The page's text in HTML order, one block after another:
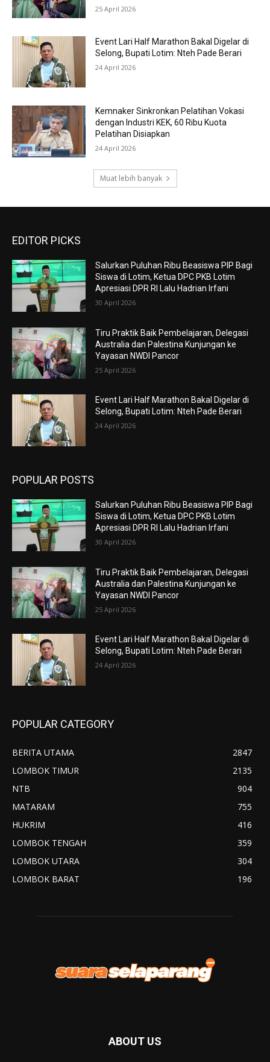
25 April 2026
Event Lari Half Marathon Bakal Digelar di
Selong, Bupati Lotim: Nteh Pade Berari
24 April 2026
Kemnaker Sinkronkan Pelatihan Vokasi
dengan Industri KEK, 60 Ribu Kuota
Pelatihan Disiapkan
24 April 2026
Muat lebih banyak
EDITOR PICKS
Salurkan Puluhan Ribu Beasiswa PIP Bagi
Siswa di Lotim, Ketua DPC PKB Lotim
Apresiasi DPR RI Lalu Hadrian Irfani
30 April 2026
Tiru Praktik Baik Pembelajaran, Delegasi
Australia dan Palestina Kunjungan ke
Yayasan NWDI Pancor
25 April 2026
Event Lari Half Marathon Bakal Digelar di
Selong, Bupati Lotim: Nteh Pade Berari
24 April 2026
POPULAR POSTS
Salurkan Puluhan Ribu Beasiswa PIP Bagi
Siswa di Lotim, Ketua DPC PKB Lotim
Apresiasi DPR RI Lalu Hadrian Irfani
30 April 2026
Tiru Praktik Baik Pembelajaran, Delegasi
Australia dan Palestina Kunjungan ke
Yayasan NWDI Pancor
25 April 2026
Event Lari Half Marathon Bakal Digelar di
Selong, Bupati Lotim: Nteh Pade Berari
24 April 2026
POPULAR CATEGORY
BERITA UTAMA
2847
LOMBOK TIMUR
2135
NTB
904
MATARAM
755
HUKRIM
416
LOMBOK TENGAH
359
LOMBOK UTARA
304
LOMBOK BARAT
196
ABOUT US